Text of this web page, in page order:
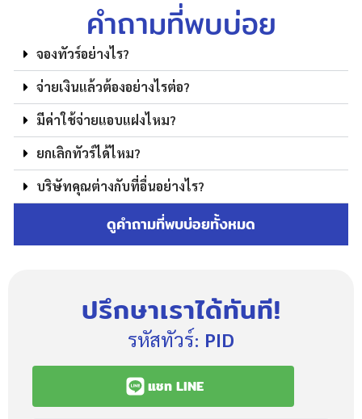
คำถามที่พบบ่อย
จองทัวร์อย่างไร?
จ่ายเงินแล้วต้องอย่างไรต่อ?
มีค่าใช้จ่ายแอบแฝงไหม?
ยกเลิกทัวร์ได้ไหม?
บริษัทคุณต่างกับที่อื่นอย่างไร?
ดูคำถามที่พบบ่อยทั้งหมด
ปรึกษาเราได้ทันที!
รหัสทัวร์: PID
แชท LINE